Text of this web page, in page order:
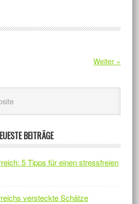
Weiter »
BEITRÄGE
5 Tipps für einen stressfreien
versteckte Schätze